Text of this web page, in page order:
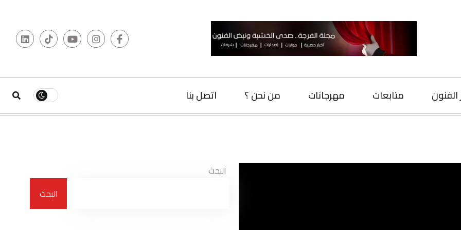
متابعات مهرجانات من نحن ؟ اتصل بنا